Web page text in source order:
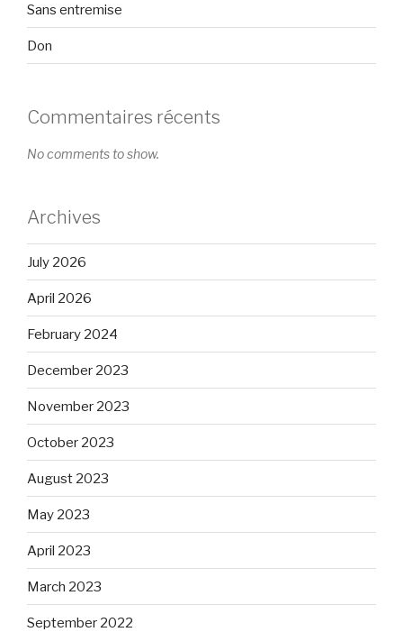
Sans entremise
Don
Commentaires récents
No comments to show.
Archives
July 2026
April 2026
February 2024
December 2023
November 2023
October 2023
August 2023
May 2023
April 2023
March 2023
September 2022